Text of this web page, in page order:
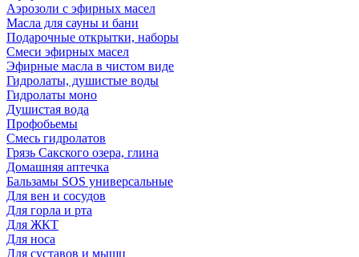
Аэрозоли с эфирных масел
Масла для сауны и бани
Подарочные открытки, наборы
Смеси эфирных масел
Эфирные масла в чистом виде
Гидролаты, душистые воды
Гидролаты моно
Душистая вода
Профобьемы
Смесь гидролатов
Грязь Сакского озера, глина
Домашняя аптечка
Бальзамы SOS универсальные
Для вен и сосудов
Для горла и рта
Для ЖКТ
Для носа
Для суставов и мышц